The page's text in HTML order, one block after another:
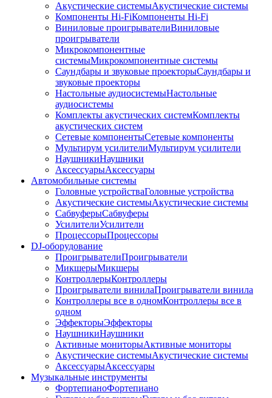
Акустические системыАкустические системы
Компоненты Hi-FiКомпоненты Hi-Fi
Виниловые проигрывателиВиниловые
проигрыватели
Микрокомпонентные
системыМикрокомпонентные системы
Саундбары и звуковые проекторыСаундбары и
звуковые проекторы
Настольные аудиосистемыНастольные
аудиосистемы
Комплекты акустических системКомплекты
акустических систем
Сетевые компонентыСетевые компоненты
Мультирум усилителиМультирум усилители
НаушникиНаушники
АксессуарыАксессуары
Автомобильные системы
Головные устройстваГоловные устройства
Акустические системыАкустические системы
СабвуферыСабвуферы
УсилителиУсилители
ПроцессорыПроцессоры
DJ-оборудование
ПроигрывателиПроигрыватели
МикшерыМикшеры
КонтроллерыКонтроллеры
Проигрыватели винилаПроигрыватели винила
Контроллеры все в одномКонтроллеры все в
одном
ЭффекторыЭффекторы
НаушникиНаушники
Активные мониторыАктивные мониторы
Акустические системыАкустические системы
АксессуарыАксессуары
Музыкальные инструменты
ФортепианоФортепиано